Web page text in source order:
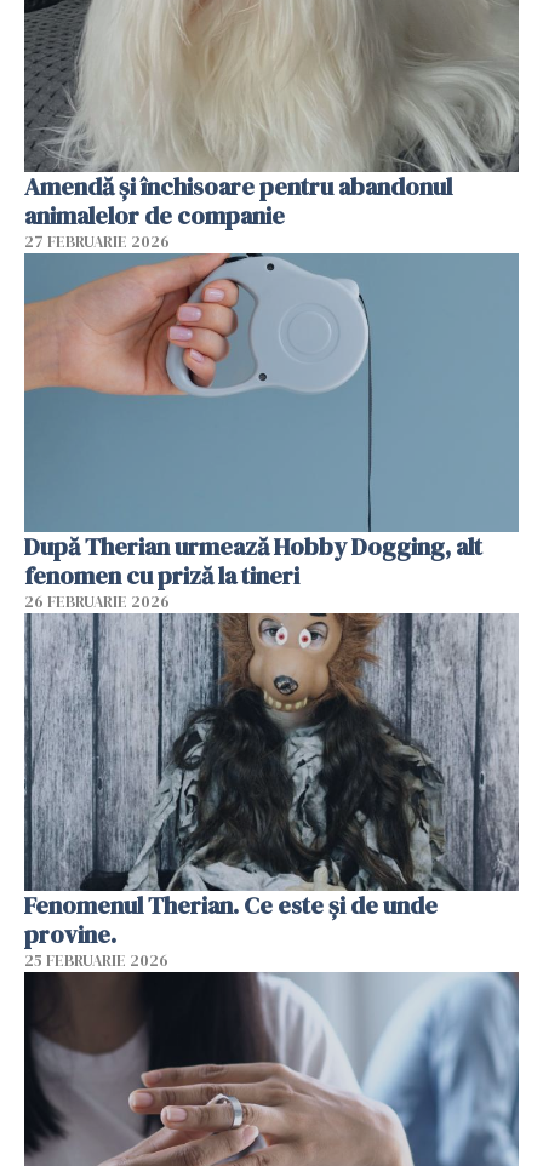
Amendă și închisoare pentru abandonul
animalelor de companie
27 FEBRUARIE 2026
După Therian urmează Hobby Dogging, alt
fenomen cu priză la tineri
26 FEBRUARIE 2026
Fenomenul Therian. Ce este și de unde
provine.
25 FEBRUARIE 2026